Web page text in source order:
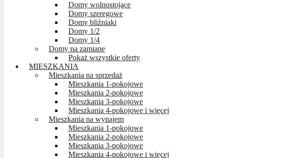
Domy wolnostojące
Domy szeregowe
Domy bliźniaki
Domy 1/2
Domy 1/4
Domy na zamianę
Pokaż wszystkie oferty
MIESZKANIA
Mieszkania na sprzedaż
Mieszkania 1-pokojowe
Mieszkania 2-pokojowe
Mieszkania 3-pokojowe
Mieszkania 4-pokojowe i więcej
Mieszkania na wynajem
Mieszkania 1-pokojowe
Mieszkania 2-pokojowe
Mieszkania 3-pokojowe
Mieszkania 4-pokojowe i więcej